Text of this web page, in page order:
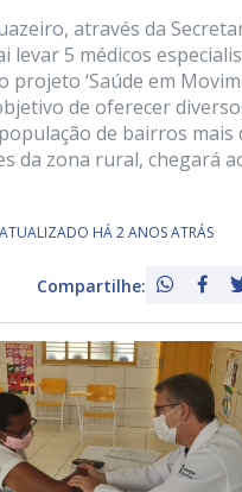
através da
levar 5 médicos
projeto ‘Saúde em
de oferecer
de bairros mais
da zona rural, chegará
ATUALIZADO HÁ 2 ANOS ATRÁS
Compartilhe: